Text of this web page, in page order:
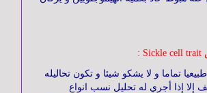
تماما و لا يشكو شيئا و تكون تحاليله
إلا إذا أجري له تحليل نسب انواع